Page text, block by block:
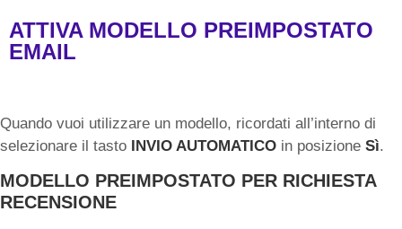
ATTIVA MODELLO PREIMPOSTATO
EMAIL
Quando vuoi utilizzare un modello, ricordati all’interno di
selezionare il tasto INVIO AUTOMATICO in posizione Sì.
MODELLO PREIMPOSTATO PER RICHIESTA
RECENSIONE